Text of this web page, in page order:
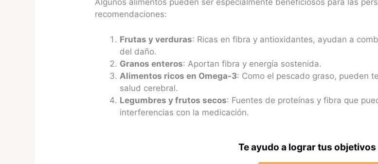
Algunos alimentos pueden ser especialmente beneficiosos para las
recomendaciones:
Frutas y verduras: Ricas en fibra y antioxidantes, ayudan a
del daño.
Granos enteros: Aportan fibra y energía sostenida.
Alimentos ricos en Omega-3: Como el pescado graso, pueden
salud cerebral.
Legumbres y frutos secos: Fuentes de proteínas y fibra que
interferencias con la medicación.
Te ayudo a lograr tus objetivos